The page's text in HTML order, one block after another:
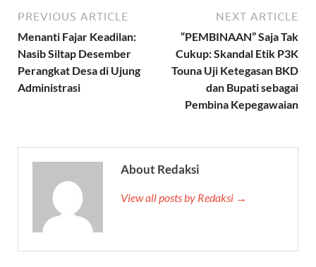
PREVIOUS ARTICLE
Menanti Fajar Keadilan:
Nasib Siltap Desember
Perangkat Desa di Ujung
Administrasi
NEXT ARTICLE
“PEMBINAAN” Saja Tak
Cukup: Skandal Etik P3K
Touna Uji Ketegasan BKD
dan Bupati sebagai
Pembina Kepegawaian
About Redaksi
View all posts by Redaksi →